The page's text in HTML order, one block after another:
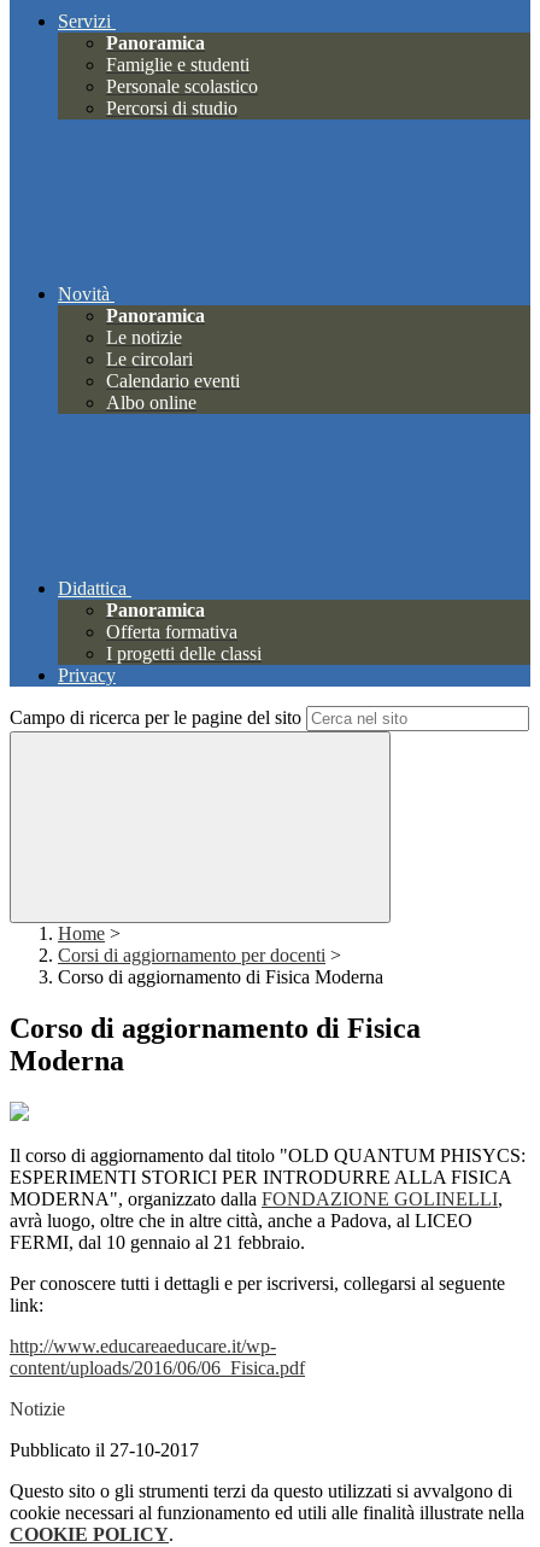
Servizi
Panoramica
Famiglie e studenti
Personale scolastico
Percorsi di studio
Novità
Panoramica
Le notizie
Le circolari
Calendario eventi
Albo online
Didattica
Panoramica
Offerta formativa
I progetti delle classi
Privacy
Campo di ricerca per le pagine del sito
Home >
Corsi di aggiornamento per docenti >
Corso di aggiornamento di Fisica Moderna
Corso di aggiornamento di Fisica
Moderna
Il corso di aggiornamento dal titolo "OLD QUANTUM PHISYCS:
ESPERIMENTI STORICI PER INTRODURRE ALLA FISICA
MODERNA", organizzato dalla FONDAZIONE GOLINELLI,
avrà luogo, oltre che in altre città, anche a Padova, al LICEO
FERMI, dal 10 gennaio al 21 febbraio.
Per conoscere tutti i dettagli e per iscriversi, collegarsi al seguente
link:
http://www.educareaeducare.it/wp-
content/uploads/2016/06/06_Fisica.pdf
Notizie
Pubblicato il 27-10-2017
Questo sito o gli strumenti terzi da questo utilizzati si avvalgono di
cookie necessari al funzionamento ed utili alle finalità illustrate nella
COOKIE POLICY.